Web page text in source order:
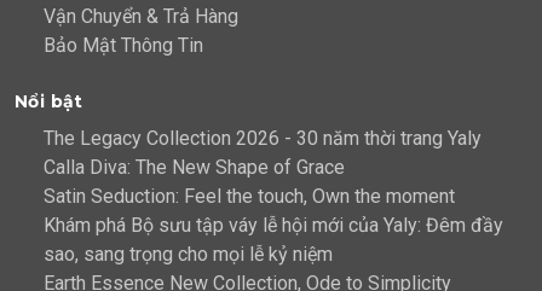
Vận Chuyển & Trả Hàng
Bảo Mật Thông Tin
Nổi bật
The Legacy Collection 2026 - 30 năm thời trang Yaly
Calla Diva: The New Shape of Grace
Satin Seduction: Feel the touch, Own the moment
Khám phá Bộ sưu tập váy lễ hội mới của Yaly: Đêm đầy
sao, sang trọng cho mọi lễ kỷ niệm
Earth Essence New Collection, Ode to Simplicity